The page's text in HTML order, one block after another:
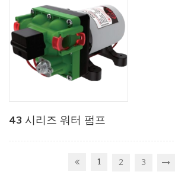
43 시리즈 워터 펌프
1 2 3